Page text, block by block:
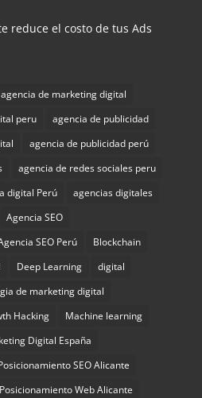
reduce el costo de tus Ads
agencia de marketing digital
peru
agencia de publicidad
agencia de publicidad perú
agencia de redes sociales peru
digital Perú
agencias digitales
Agencia SEO
SEO Perú
Blockchain
Deep Learning
digital
de marketing digital
Hacking
Machine learning
Digital España
SEO Alicante
Posicionamiento Web Alicante